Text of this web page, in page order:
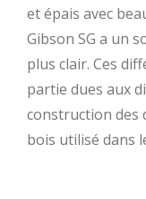
et épais avec
Gibson SG a un
plus clair. Ces
partie dues aux
construction des
bois utilisé dans